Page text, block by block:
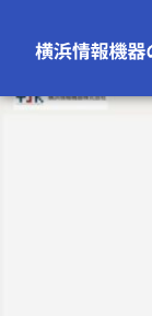
次の画像